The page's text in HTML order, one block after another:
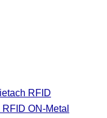
RFID
ON-Metal